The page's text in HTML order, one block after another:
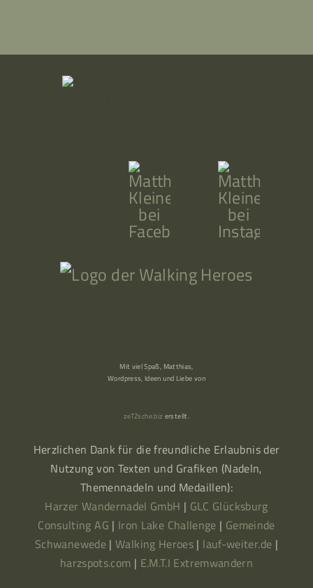
Wordpress, Ideen und Liebe von
Nutzung von Texten und Grafiken (Nadeln,
Themennadeln und Medaillen):
Harzer Wandernadel GmbH|GLC Glücksburg
Consulting AG|Iron Lake Challenge|Gemeinde
Schwanewede| Walking Heroes|lauf-weiter.de|
harzspots.com|E.M.T.I Extremwandern